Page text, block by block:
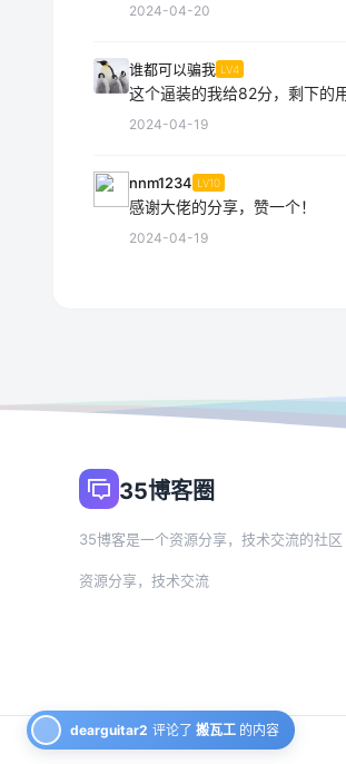
2024-04-20
谁都可以骗我 LV4
这个逼装的我给82分，剩下的
2024-04-19
nnm1234 LV10
感谢大佬的分享，赞一个！
2024-04-19
dearguitar2 评论了 搬瓦工 的内容
35博客圈
35博客是一个资源分享，技术交流的社区
资源分享，技术交流